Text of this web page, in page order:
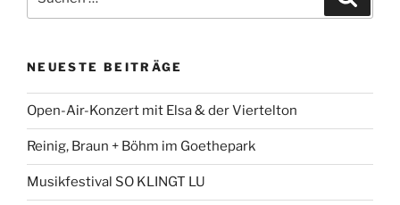
nach:
NEUESTE BEITRÄGE
Open-Air-Konzert mit Elsa & der Viertelton
Reinig, Braun + Böhm im Goethepark
Musikfestival SO KLINGT LU